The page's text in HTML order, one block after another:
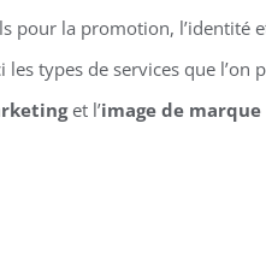
pour la promotion, l’identité
types de services que l’on
et l’image de marque